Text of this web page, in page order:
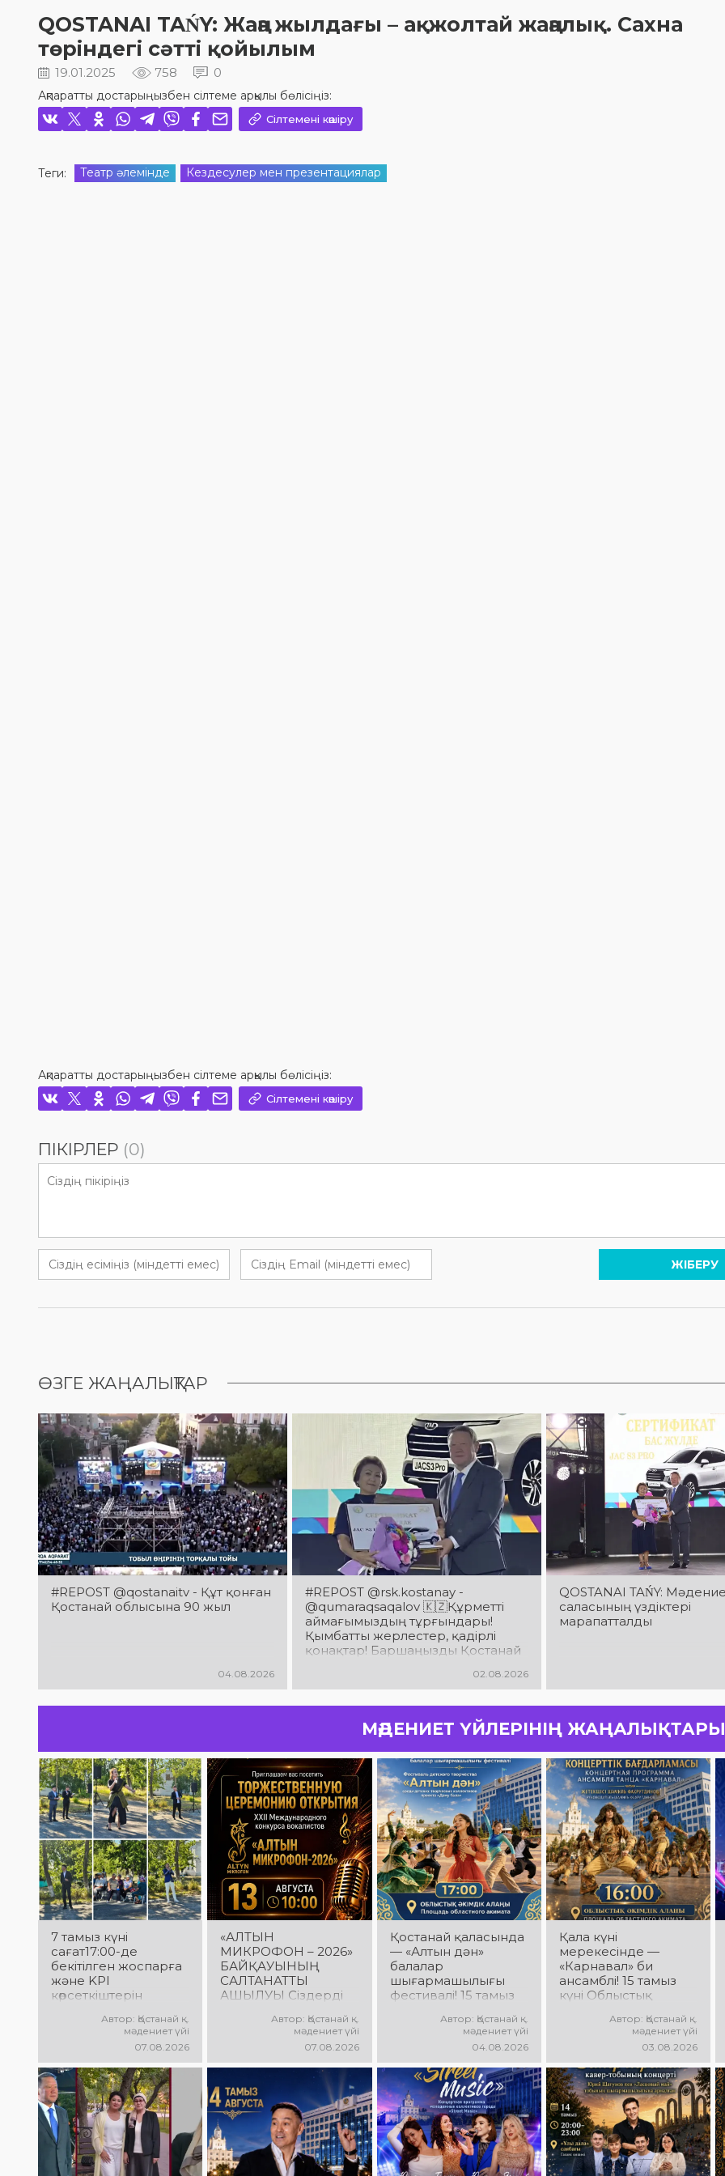
QOSTANAI TAŃY: Жаңа жылдағы – ақжолтай жаңалық. Сахна
төріндегі сәтті қойылым
19.01.2025 758 0
Ақпаратты достарыңызбен сілтеме арқылы бөлісіңіз:
Сілтемені көшіру
Теги: Театр әлемінде Кездесулер мен презентациялар
Ақпаратты достарыңызбен сілтеме арқылы бөлісіңіз:
Сілтемені көшіру
ПІКІРЛЕР (0)
ЖІБЕРУ
ӨЗГЕ ЖАҢАЛЫҚТАР
#REPOST @qostanaitv - Құт қонған
Қостанай облысына 90 жыл
04.08.2026
#REPOST @rsk.kostanay -
@qumaraqsaqalov 🇰🇿Құрметті
аймағымыздың тұрғындары!
Қымбатты жерлестер, қадірлі
қонақтар! Баршаңызды Қостанай
мерейтойымен шын жүректен
құттықтаймын!
02.08.2026
QOSTANAI TAŃY:
саласының үздіктері
марапатталды
МӘДЕНИЕТ ҮЙЛЕРІНІҢ ЖАҢАЛЫҚТАРЫ
7 тамыз күні
сағат17:00-де
бекітілген жоспарға
және KPI
көрсеткіштерін
«Таза Қазақстан»
экологиялық
акциясына арналған
көшпелі концерт
Меңдіқара
ауданының Красная
Пресня ауылында
өткізілді
Автор: Қостанай қ.
мәдениет үйі
07.08.2026
«АЛТЫН
МИКРОФОН – 2026»
БАЙҚАУЫНЫҢ
САЛТАНАТТЫ
АШЫЛУЫ Сіздерді
«Алтын микрофон –
халықаралық
байқауының
салтанатты ашылу
рәсіміне шақырамыз!
Бұл күні түрлі
елдерден келген
талантты
орындаушылар бас
қосып, үлкен
Автор: Қостанай қ.
мәдениет үйі
07.08.2026
Қостанай қаласында
— «Алтын дән»
балалар
шығармашылығы
фестивалі! 15 тамыз
әкімдік алаңында
«Даму бала»
жобасының балалар
шығармашылық
ұжымдары
қатысатын «Алтын
дән» фестивалі өтеді!
Сіздерді жас
таланттардың
жарқын өнері, әсем
әндер, әсерлі билер
Автор: Қостанай қ.
мәдениет үйі
04.08.2026
Қала күні
мерекесінде —
«Карнавал» би
ансамблі! 15 тамыз
күні Облыстық
«Карнавал» би
ансамблінің
бағдарламасы өтеді!
Ансамбль жетекшісі
— Шамиль
Фахрутдинов.
Сіздерді әсерлі
хореографиялық
қойылымдар,
жарқын бейнелер,
Автор: Қостанай қ.
мәдениет үйі
03.08.2026